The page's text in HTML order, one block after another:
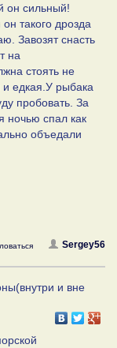
он сильный!
такого дрозда
Завозят снасть
на
стоять не
едкая.У рыбака
пробовать. За
ночью спал как
объедали
Sergey56
и вне